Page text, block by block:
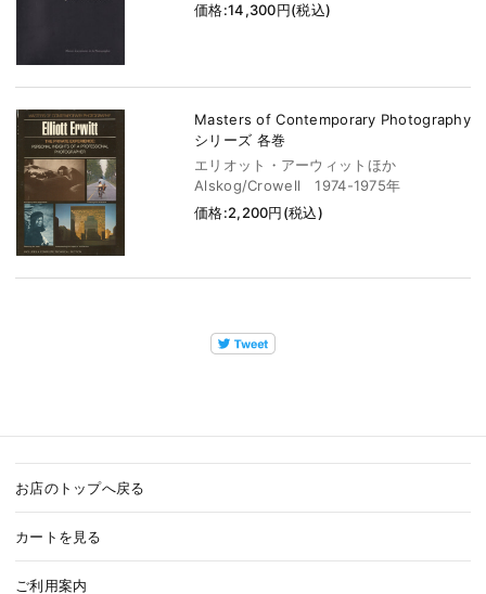
価格:14,300円(税込)
Masters of Contemporary Photography
シリーズ 各巻
エリオット・アーウィットほか
Alskog/Crowell 1974-1975年
価格:2,200円(税込)
お店のトップへ戻る
カートを見る
ご利用案内